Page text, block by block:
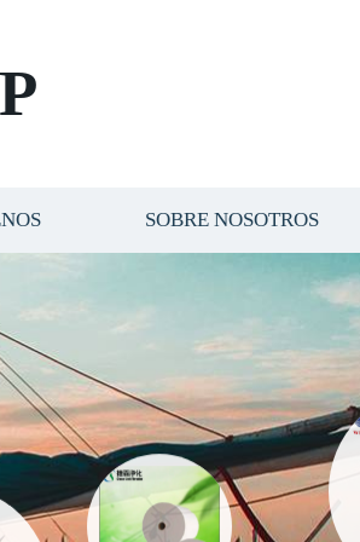
SOBRE NOSOTROS